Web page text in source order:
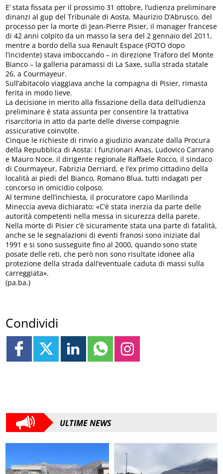
E’ stata fissata per il prossimo 31 ottobre, l’udienza preliminare
dinanzi al gup del Tribunale di Aosta, Maurizio D’Abrusco, del
processo per la morte di Jean-Pierre Pisier, il manager francese
di 42 anni colpito da un masso la sera del 2 gennaio del 2011,
mentre a bordo della sua Renault Espace (FOTO dopo
l’incidente) stava imboccando – in direzione Traforo del Monte
Bianco – la galleria paramassi di La Saxe, sulla strada statale
26, a Courmayeur.
Sull’abitacolo viaggiava anche la compagna di Pisier, rimasta
ferita in modo lieve.
La decisione in merito alla fissazione della data dell’udienza
preliminare è stata assunta per consentire la trattativa
risarcitoria in atto da parte delle diverse compagnie
assicurative coinvolte.
Cinque le richieste di rinvio a giudizio avanzate dalla Procura
della Repubblica di Aosta: i funzionari Anas, Ludovico Carrano
e Mauro Noce, il dirigente regionale Raffaele Rocco, il sindaco
di Courmayeur, Fabrizia Derriard, e l’ex primo cittadino della
località ai piedi del Bianco, Romano Blua, tutti indagati per
concorso in omicidio colposo.
Al termine dell’inchiesta, il procuratore capo Marilinda
Mineccia aveva dichiarato: «C’è stata inerzia da parte delle
autorità competenti nella messa in sicurezza della parete.
Nella morte di Pisier c’è sicuramente stata una parte di fatalità,
anche se le segnalazioni di eventi franosi sono iniziate dal
1991 e si sono susseguite fino al 2000, quando sono state
posate delle reti, che però non sono risultate idonee alla
protezione della strada dall’eventuale caduta di massi sulla
carreggiata».
(pa.ba.)
Condividi
ULTIME NEWS